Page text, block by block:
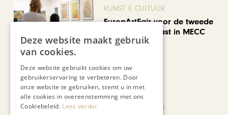
KUNST & CULTUUR
EuropArtFair voor de tweede
keer op rij te gast in MECC
Maastricht
KUNST & CULTUUR
Deze website maakt gebruik
van cookies.
Deze website gebruikt cookies om uw
gebruikerservaring te verbeteren. Door
onze website te gebruiken, stemt u in met
alle cookies in overeenstemming met ons
Cookiebeleid. Lees verder